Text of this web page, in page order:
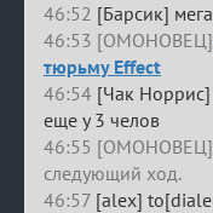
46:52 [Барсик]
46:53 [ОМОНОВЕЦ]
тюрьму Effect
46:54 [Чак Норрис]
еще у 3 челов
46:55 [ОМОНОВЕЦ]
следующий ход.
46:57 [alex]